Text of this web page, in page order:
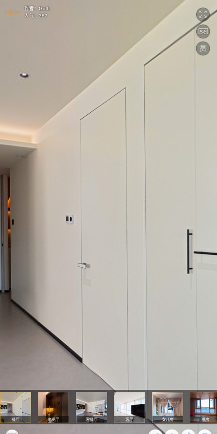
作者： GotIt
人气： 387
餐厅 电梯厅 客餐厅 客厅 女儿房 书房